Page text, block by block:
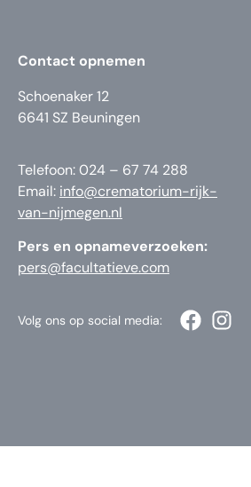
Contact opnemen
Schoenaker 12
6641 SZ Beuningen
Telefoon: 024 – 67 74 288
Email: info@crematorium-rijk-
van-nijmegen.nl
Pers en opnameverzoeken:
pers@facultatieve.com
Volg ons op social media: